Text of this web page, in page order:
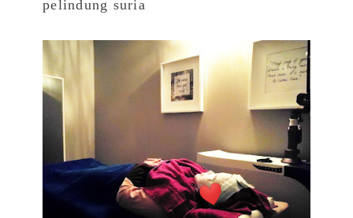
pelindung suria